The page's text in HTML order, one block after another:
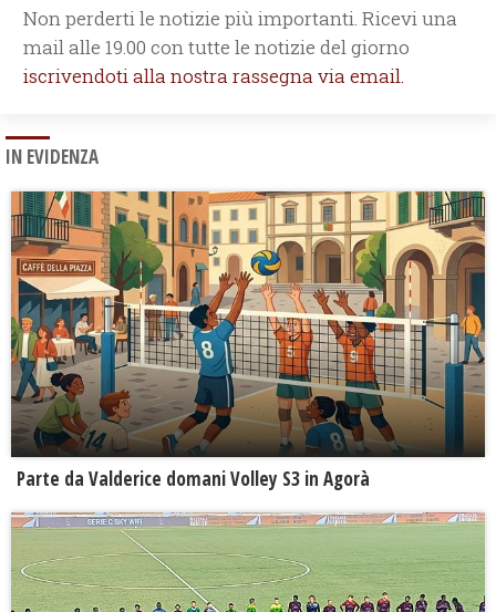
Non perderti le notizie più importanti. Ricevi una
mail alle 19.00 con tutte le notizie del giorno
iscrivendoti alla nostra rassegna via email.
IN EVIDENZA
Parte da Valderice domani Volley S3 in Agorà